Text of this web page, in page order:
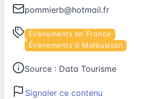
pommierb@hotmail.fr
Événements en France
Événements à Malbuisson
Source : Data Tourisme
Signaler ce contenu